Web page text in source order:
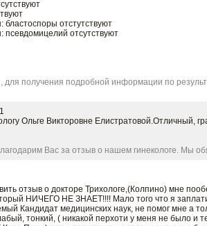
отстутствуют
отсутствуют
для получения подробной информации по
Ольге Викторовне Елистратовой.Отличный,
Вас за отзыв о нашем гинекологе. Мы
отзыв о докторе Трихологе,(Колпино) мне
НИЧЕГО НЕ ЗНАЕТ!!!! Мало того что я
Кандидат медицинских наук, не помог мне а
тонкий, ( никакой перхоти у меня не было